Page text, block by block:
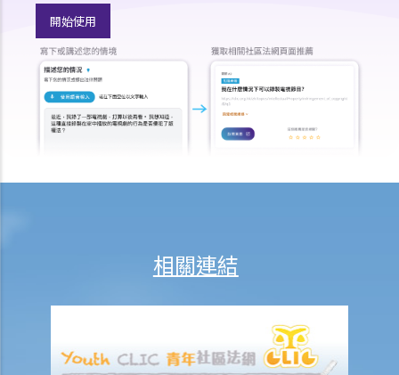
死因裁判法庭有甚麼作用？
火災中受傷的僱員
因工受傷以及有關補償
賠償責任
怎樣才算是因工及在僱用期間遭遇意外（簡稱工傷意外）？
賠償項目
僱主向勞工處報告與工作有關的意外之時限是多久？
僱員可否向勞工處報告與工作有關的意外？
開始使用
相關連結